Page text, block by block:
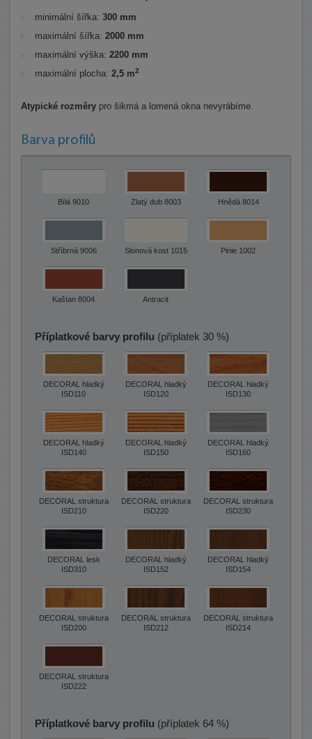
minimální šířka: 300 mm
maximální šířka: 2000 mm
maximální výška: 2200 mm
maximální plocha: 2,5 m2
Atypické rozměry pro šikmá a lomená okna nevyrábíme.
Barva profilů
Bílá 9010 Zlatý dub 8003 Hnědá 8014
Stříbrná 9006 Slonová kost 1015 Pinie 1002
Kaštan 8004 Antracit
Příplatkové barvy profilu (příplatek 30 %)
DECORAL hladký
ISD110
DECORAL hladký
ISD120
DECORAL hladký
ISD130
DECORAL hladký
ISD140
DECORAL hladký
ISD150
DECORAL hladký
ISD160
DECORAL struktura
ISD210
DECORAL struktura
ISD220
DECORAL struktura
ISD230
DECORAL lesk
ISD310
DECORAL hladký
ISD152
DECORAL hladký
ISD154
DECORAL struktura
ISD200
DECORAL struktura
ISD212
DECORAL struktura
ISD214
DECORAL struktura
ISD222
Příplatkové barvy profilu (příplatek 64 %)